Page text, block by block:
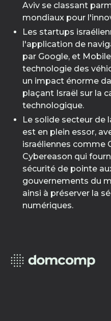
Aviv se classant
mondiaux pour
Les startups
l'application de
par Google, et
technologie des
un impact énorme
plaçant Israël sur la
technologique.
Le solide secteur de
est en plein essor,
israéliennes comme
Cybereason qui
sécurité de pointe
gouvernements du
ainsi à préserver la
numériques.